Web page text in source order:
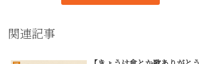
関連記事